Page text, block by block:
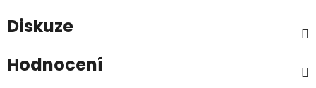
Diskuze
Hodnocení